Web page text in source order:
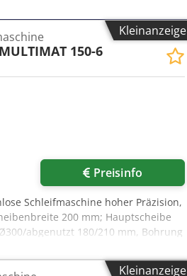
Kleinanzeige
MULTIMAT 150-6
Preisinfo
Schleifmaschine hoher Präzision,
200 mm; Hauptscheibe
abgenutzt 180/210 mm, Bohrung
10–100 t/min. Anschluss 3x380 V
kg. Kühlmitteleinrichtung. Für
Kleinanzeige